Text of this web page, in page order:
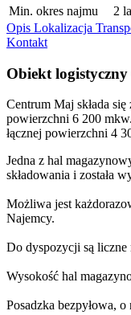
Min. okres najmu
2
Opis Lokalizacja
Kontakt
Obiekt
Centrum Maj składa
powierzchni 6 200
łącznej powierzchni 4
Jedna z hal
składowania i została
Możliwa jest
Najemcy.
Do dyspozycji są liczne
Wysokość hal
Posadzka bezpyłowa,